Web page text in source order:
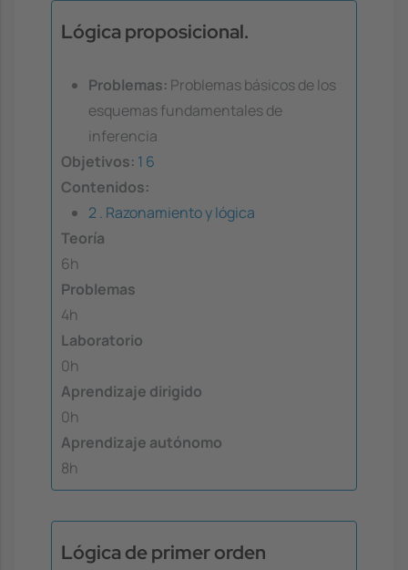
Lógica proposicional.
Problemas: Problemas básicos de los
esquemas fundamentales de
inferencia
Objetivos: 1 6
Contenidos:
2 . Razonamiento y lógica
Teoría
6h
Problemas
4h
Laboratorio
0h
Aprendizaje dirigido
0h
Aprendizaje autónomo
8h
Lógica de primer orden